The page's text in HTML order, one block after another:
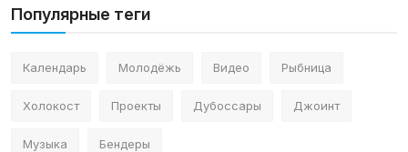
Популярные теги
Календарь Молодёжь Видео Рыбница
Холокост Проекты Дубоссары Джоинт
Музыка Бендеры